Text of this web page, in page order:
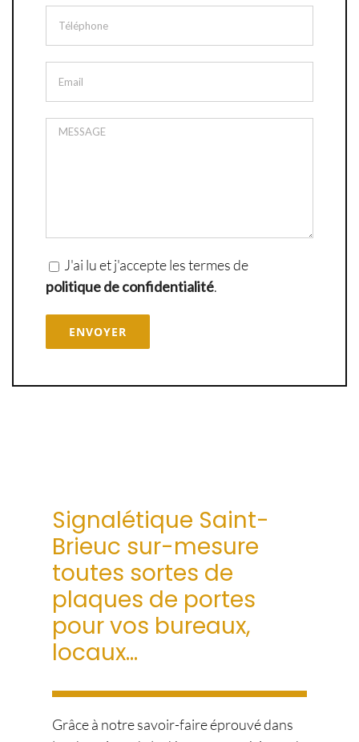
J'ai lu et j'accepte les termes de
politique de confidentialité.
Signalétique Saint-
Brieuc sur-mesure
toutes sortes de
plaques de portes
pour vos bureaux,
locaux…
Grâce à notre savoir-faire éprouvé dans